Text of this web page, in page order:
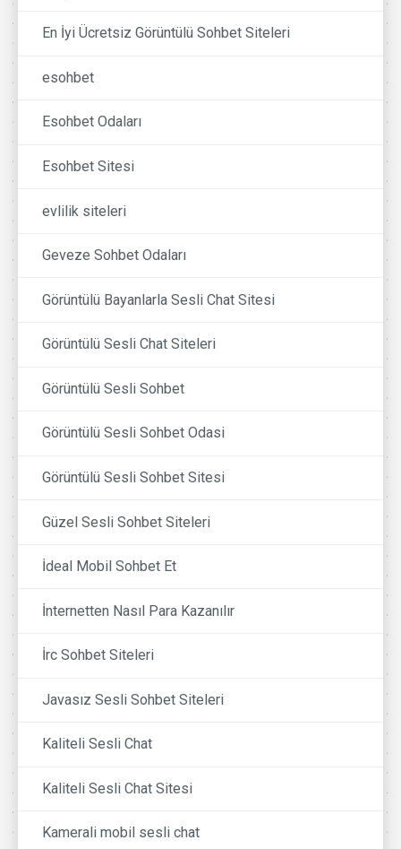
En İyi Ücretsiz Görüntülü Sohbet Siteleri
esohbet
Esohbet Odaları
Esohbet Sitesi
evlilik siteleri
Geveze Sohbet Odaları
Görüntülü Bayanlarla Sesli Chat Sitesi
Görüntülü Sesli Chat Siteleri
Görüntülü Sesli Sohbet
Görüntülü Sesli Sohbet Odasi
Görüntülü Sesli Sohbet Sitesi
Güzel Sesli Sohbet Siteleri
İdeal Mobil Sohbet Et
İnternetten Nasıl Para Kazanılır
İrc Sohbet Siteleri
Javasız Sesli Sohbet Siteleri
Kaliteli Sesli Chat
Kaliteli Sesli Chat Sitesi
Kamerali mobil sesli chat